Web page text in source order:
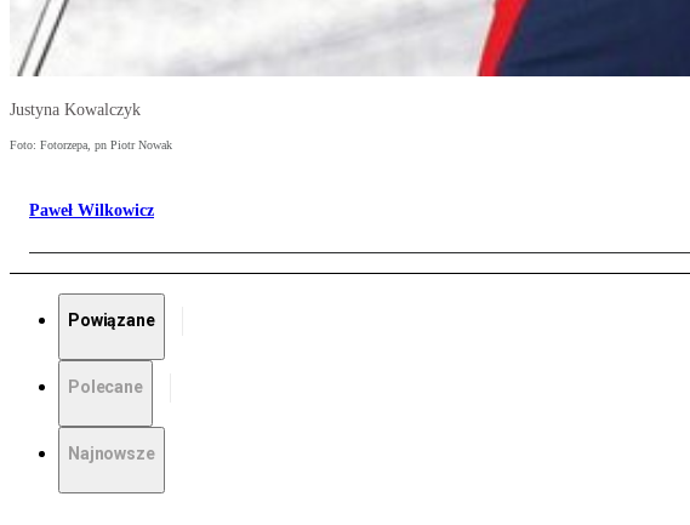
Justyna Kowalczyk
Foto: Fotorzepa, pn Piotr Nowak
Paweł Wilkowicz
Powiązane
Polecane
Najnowsze